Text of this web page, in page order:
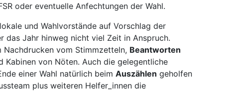
oder eventuelle Anfechtungen der Wahl.
und Wahlvorstände auf Vorschlag der
das Jahr hinweg nicht viel Zeit in Anspruch.
vom Stimmzetteln, Beantworten
Kabinen von Nöten. Auch die gelegentliche
einer Wahl natürlich beim Auszählen geholfen
plus weiteren Helfer_innen die